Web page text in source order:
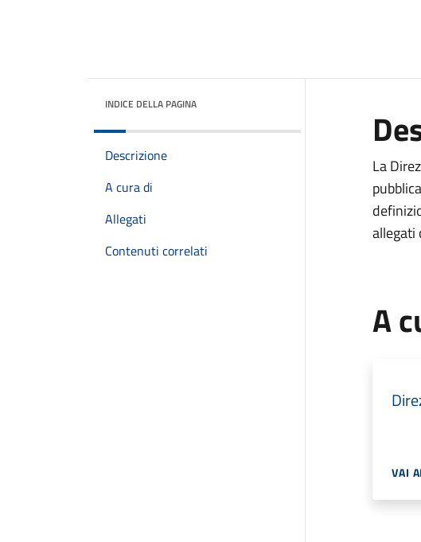
INDICE DELLA PAGINA
Descrizione
A cura di
Allegati
Contenuti correlati
La
allegati
A
VAI